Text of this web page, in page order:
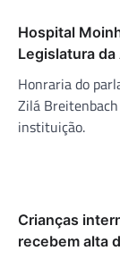
Hospital
Legislatura
Honraria do
Zilá
instituição.
Crianças
recebem alta